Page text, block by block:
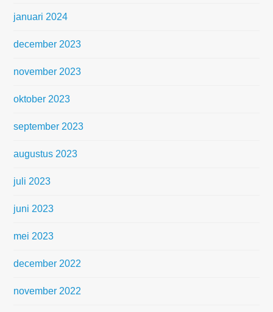
januari 2024
december 2023
november 2023
oktober 2023
september 2023
augustus 2023
juli 2023
juni 2023
mei 2023
december 2022
november 2022